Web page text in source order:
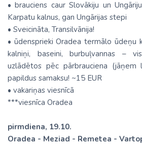
• brauciens caur Slovākiju un
Karpatu kalnus, gan Ungārijas stepi
• Sveicināta, Transilvānija!
• ūdensprieki Oradea termālo ūdeņu
kalniņi, baseini, burbuļvannas –
uzlādētos pēc pārbrauciena
papildus samaksu! ~15 EUR
• vakariņas viesnīcā
***viesnīca Oradea
pirmdiena, 19.10.
Oradea - Meziad - Remetea -